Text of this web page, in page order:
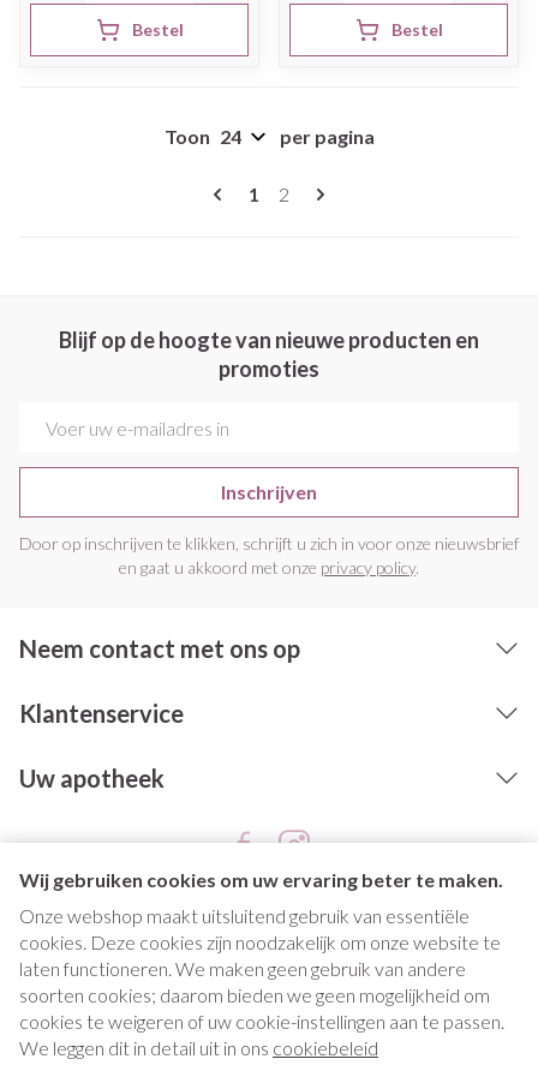
Wij gebruiken cookies om uw ervaring beter te maken.
Onze webshop maakt uitsluitend gebruik van essentiële
cookies. Deze cookies zijn noodzakelijk om onze website te
laten functioneren. We maken geen gebruik van andere
soorten cookies; daarom bieden we geen mogelijkheid om
cookies te weigeren of uw cookie-instellingen aan te passen.
We leggen dit in detail uit in ons cookiebeleid
Bestel Bestel
Pagina's
U lees momenteel pagina
1 Pagina
2
Toon per pagina
Blijf op de hoogte van nieuwe producten en
promoties
Inschrijven
Door op inschrijven te klikken, schrijft u zich in voor onze nieuwsbrief
en gaat u akkoord met onze privacy policy.
Neem contact met ons op
Klantenservice
Uw apotheek
Juridische links